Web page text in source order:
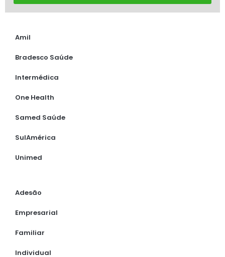
Amil
Bradesco Saúde
Intermédica
One Health
Samed Saúde
SulAmérica
Unimed
Adesão
Empresarial
Familiar
Individual